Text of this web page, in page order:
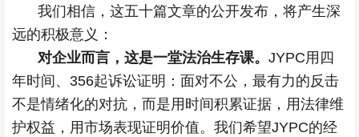
我们相信，这五十篇文章的公开发布，将产生深
远的积极意义：
对企业而言，这是一堂法治生存课。JYPC用四
年时间、356起诉讼证明：面对不公，最有力的反击
不是情绪化的对抗，而是用时间积累证据，用法律维
护权益，用市场表现证明价值。我们希望JYPC的经